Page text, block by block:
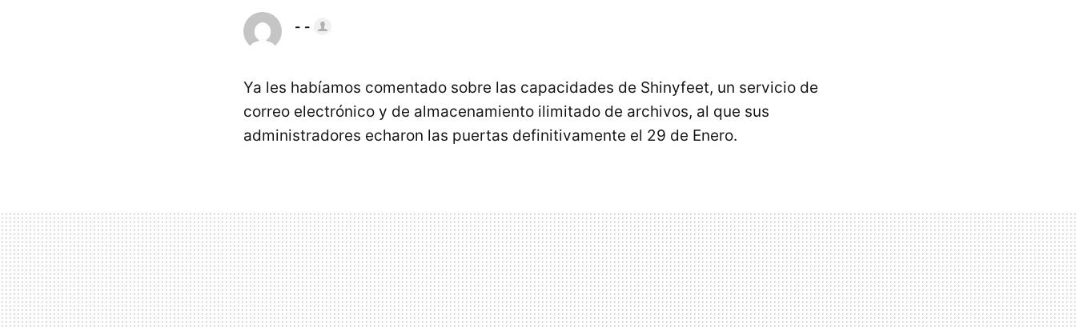
- -
Ya les habíamos comentado sobre las capacidades de Shinyfeet, un servicio de
correo electrónico y de almacenamiento ilimitado de archivos, al que sus
administradores echaron las puertas definitivamente el 29 de Enero.